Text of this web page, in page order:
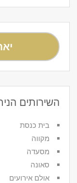
השירותים
בית כנסת
מקווה
מסעדה
סאונה
אולם אירועים